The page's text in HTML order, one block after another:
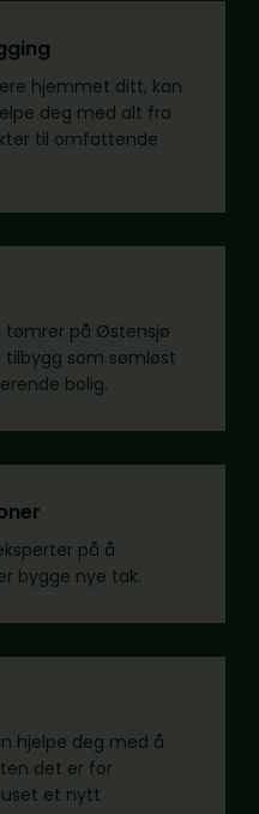
hjemmet ditt, kan
deg med alt fra
til omfattende
tømrer på Østensjø
tilbygg som sømløst
bolig.
på å
bygge nye tak.
hjelpe deg med å
det er for
et nytt